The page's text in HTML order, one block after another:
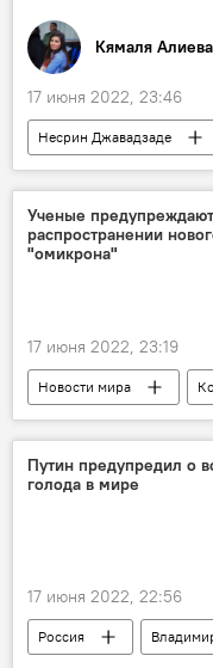
Кямаля Алиева
17 июня 2022, 23:46
Несрин Джавадзаде
Турция
Актриса
Ученые
распространении
"омикрона"
17 июня 2022, 23:19
Новости мира
омикрон штамм
Путин предупредил о
голода в мире
17 июня 2022, 22:56
Россия